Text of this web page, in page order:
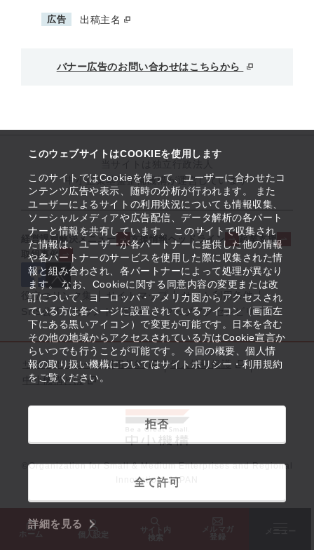
このウェブサイトはCOOKIEを使用します
このサイトではCookieを使って、ユーザーに合わせたコ
ンテンツ広告や表示、随時の分析が行われます。 また
ユーザーによるサイトの利用状況についても情報収集、
ソーシャルメディアや広告配信、データ解析の各パート
ナーと情報を共有しています。 このサイトで収集され
た情報は、ユーザーが各パートナーに提供した他の情報
や各パートナーのサービスを使用した際に収集された情
報と組み合わされ、各パートナーによって処理が異なり
ます。 なお、Cookieに関する同意内容の変更または改
訂について、ヨーロッパ・アメリカ圏からアクセスされ
ている方は各ページに設置されているアイコン（画面左
下にある黒いアイコン）で変更が可能です。日本を含む
その他の地域からアクセスされている方はCookie宣言か
らいつでも行うことが可能です。 今回の概要、個人情
報の取り扱い機構についてはサイトポリシー・利用規約
をご覧ください。
拒否
全て許可
詳細を見る
ホーム 個人設定
サイト内
検索
メルマガ
登録
広告 出稿主名
バナー広告のお問い合わせはこちらから
中小企業基盤整備機構が運営しています
経営課題解決メニュー 支援情報ヘッドライン
起業支援
取組事例
役立つリンク集 サイトマップ
サイト利用条件
SNS公式アカウント一覧
ウェブアクセシビリティ
サイトポリシー・利用規約
個人情報保護
中小機構とは
©Organization for Small & Medium Enterprises and Regional
Innovation, JAPAN